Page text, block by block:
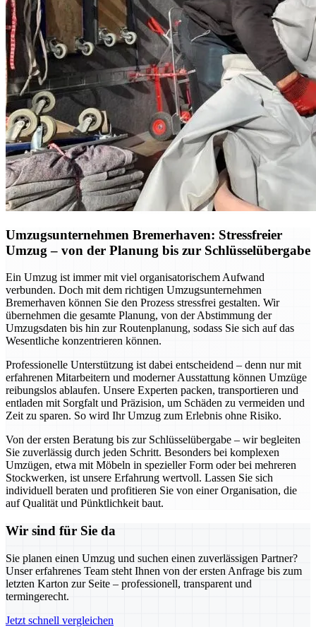
Umzugsunternehmen Bremerhaven: Stressfreier
Umzug – von der Planung bis zur Schlüsselübergabe
Ein Umzug ist immer mit viel organisatorischem Aufwand
verbunden. Doch mit dem richtigen Umzugsunternehmen
Bremerhaven können Sie den Prozess stressfrei gestalten. Wir
übernehmen die gesamte Planung, von der Abstimmung der
Umzugsdaten bis hin zur Routenplanung, sodass Sie sich auf das
Wesentliche konzentrieren können.
Professionelle Unterstützung ist dabei entscheidend – denn nur mit
erfahrenen Mitarbeitern und moderner Ausstattung können Umzüge
reibungslos ablaufen. Unsere Experten packen, transportieren und
entladen mit Sorgfalt und Präzision, um Schäden zu vermeiden und
Zeit zu sparen. So wird Ihr Umzug zum Erlebnis ohne Risiko.
Von der ersten Beratung bis zur Schlüsselübergabe – wir begleiten
Sie zuverlässig durch jeden Schritt. Besonders bei komplexen
Umzügen, etwa mit Möbeln in spezieller Form oder bei mehreren
Stockwerken, ist unsere Erfahrung wertvoll. Lassen Sie sich
individuell beraten und profitieren Sie von einer Organisation, die
auf Qualität und Pünktlichkeit baut.
Wir sind für Sie da
Sie planen einen Umzug und suchen einen zuverlässigen Partner?
Unser erfahrenes Team steht Ihnen von der ersten Anfrage bis zum
letzten Karton zur Seite – professionell, transparent und
termingerecht.
Jetzt schnell vergleichen